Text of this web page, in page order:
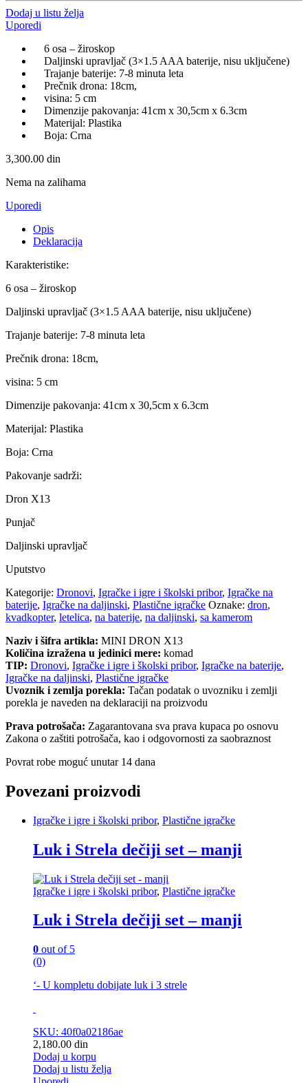
Dodaj u listu želja
Uporedi
6 osa – žiroskop
Daljinski upravljač (3×1.5 AAA baterije, nisu uključene)
Trajanje baterije: 7-8 minuta leta
Prečnik drona: 18cm,
visina: 5 cm
Dimenzije pakovanja: 41cm x 30,5cm x 6.3cm
Materijal: Plastika
Boja: Crna
3,300.00 din
Nema na zalihama
Uporedi
Opis
Deklaracija
Karakteristike:
6 osa – žiroskop
Daljinski upravljač (3×1.5 AAA baterije, nisu uključene)
Trajanje baterije: 7-8 minuta leta
Prečnik drona: 18cm,
visina: 5 cm
Dimenzije pakovanja: 41cm x 30,5cm x 6.3cm
Materijal: Plastika
Boja: Crna
Pakovanje sadrži:
Dron X13
Punjač
Daljinski upravljač
Uputstvo
Kategorije: Dronovi, Igračke i igre i školski pribor, Igračke na
baterije, Igračke na daljinski, Plastične igračke Oznake: dron,
kvadkopter, letelica, na baterije, na daljinski, sa kamerom
Naziv i šifra artikla: MINI DRON X13
Količina izražena u jedinici mere: komad
TIP: Dronovi, Igračke i igre i školski pribor, Igračke na baterije,
Igračke na daljinski, Plastične igračke
Uvoznik i zemlja porekla: Tačan podatak o uvozniku i zemlji
porekla je naveden na deklaraciji na proizvodu
Prava potrošača: Zagarantovana sva prava kupaca po osnovu
Zakona o zaštiti potrošača, kao i odgovornosti za saobraznost
Povrat robe moguć unutar 14 dana
Povezani proizvodi
Igračke i igre i školski pribor, Plastične igračke
Luk i Strela dečiji set – manji
Igračke i igre i školski pribor, Plastične igračke
Luk i Strela dečiji set – manji
0 out of 5
(0)
‘- U kompletu dobijate luk i 3 strele
SKU: 40f0a02186ae
2,180.00 din
Dodaj u korpu
Dodaj u listu želja